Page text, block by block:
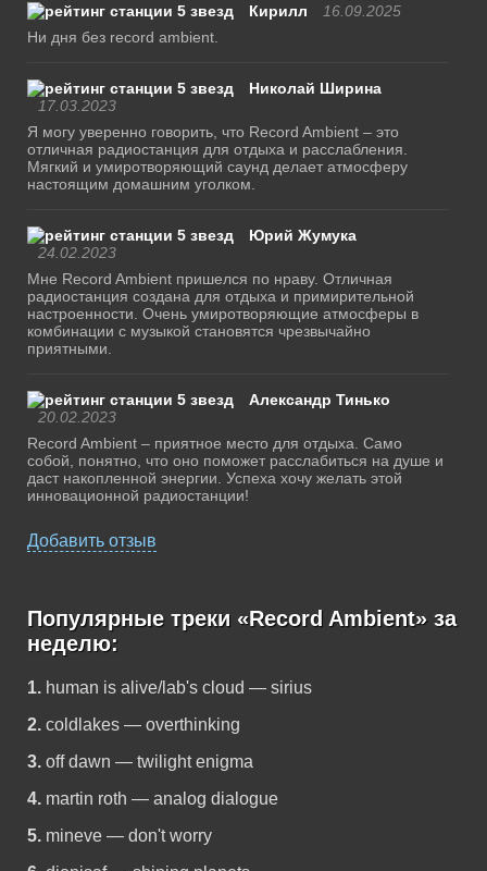
Кирилл
16.09.2025
Ни дня без record ambient.
Николай Ширина
17.03.2023
Я могу уверенно говорить, что Record Ambient – это
отличная радиостанция для отдыха и расслабления.
Мягкий и умиротворяющий саунд делает атмосферу
настоящим домашним уголком.
Юрий Жумука
24.02.2023
Мне Record Ambient пришелся по нраву. Отличная
радиостанция создана для отдыха и примирительной
настроенности. Очень умиротворяющие атмосферы в
комбинации с музыкой становятся чрезвычайно
приятными.
Александр Тинько
20.02.2023
Record Ambient – приятное место для отдыха. Само
собой, понятно, что оно поможет расслабиться на душе и
даст накопленной энергии. Успеха хочу желать этой
инновационной радиостанции!
Добавить отзыв
Популярные треки «Record Ambient» за
неделю:
1. human is alive/lab's cloud — sirius
2. coldlakes — overthinking
3. off dawn — twilight enigma
4. martin roth — analog dialogue
5. mineve — don't worry